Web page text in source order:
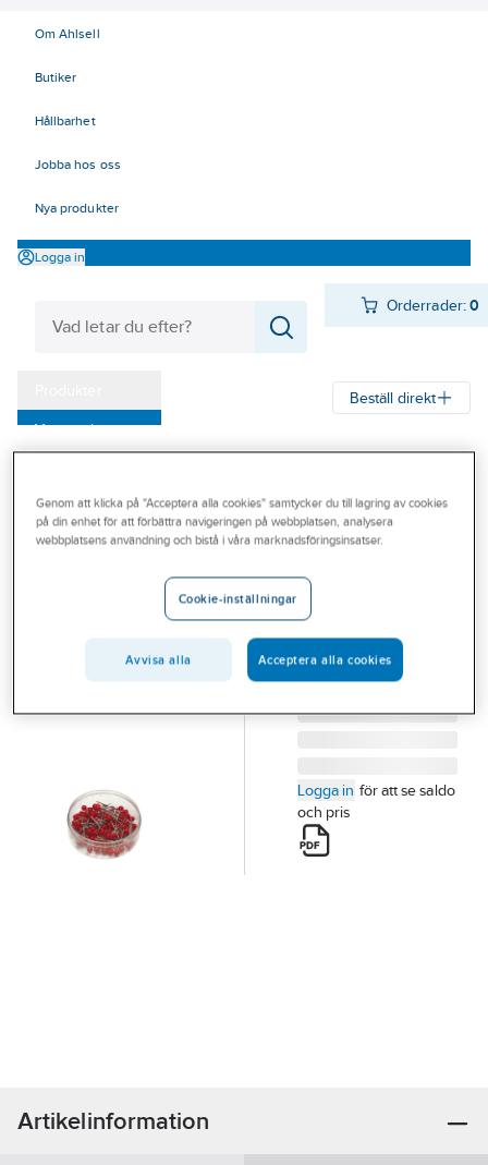
Om Ahlsell
Butiker
Hållbarhet
Jobba hos oss
Nya produkter
Logga in
Orderrader:0
Varumärken
Outlet
Branscher
Beställ direkt
Kartnålar
KARTNÅLAR RUNDA
Artikelnummer:
Lev. artikelnr: 102616
Logga in för att se saldo
och pris
Artikelinformation
Genom att klicka på "Acceptera alla cookies" samtycker du till lagring av cookies
på din enhet för att förbättra navigeringen på webbplatsen, analysera
webbplatsens användning och bistå i våra marknadsföringsinsatser.
Cookie-inställningar
Avvisa alla Acceptera alla cookies